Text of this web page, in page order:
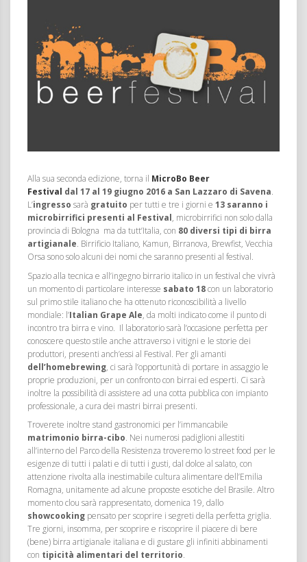
Alla sua seconda edizione, torna il MicroBo Beer
Festival dal 17 al 19 giugno 2016 a San Lazzaro di Savena.
L’ingresso sarà gratuito per tutti e tre i giorni e 13 saranno i
microbirrifici presenti al Festival, microbirrifici non solo dalla
provincia di Bologna ma da tutt’Italia, con 80 diversi tipi di birra
artigianale. Birrificio Italiano, Kamun, Birranova, Brewfist, Vecchia
Orsa sono solo alcuni dei nomi che saranno presenti al festival.
Spazio alla tecnica e all’ingegno birrario italico in un festival che vivrà
un momento di particolare interesse sabato 18con un laboratorio
sul primo stile italiano che ha ottenuto riconoscibilità a livello
mondiale: l’Italian Grape Ale, da molti indicato come il punto di
incontro tra birra e vino. Il laboratorio sarà l’occasione perfetta per
conoscere questo stile anche attraverso i vitigni e le storie dei
produttori, presenti anch’essi al Festival. Per gli amanti
dell’homebrewing, ci sarà l’opportunità di portare in assaggio le
proprie produzioni, per un confronto con birrai ed esperti. Ci sarà
inoltre la possibilità di assistere ad una cotta pubblica con impianto
professionale, a cura dei mastri birrai presenti.
Troverete inoltre stand gastronomici per l’immancabile
matrimonio birra-cibo. Nei numerosi padiglioni allestiti
all’interno del Parco della Resistenza troveremo lo street food per le
esigenze di tutti i palati e di tutti i gusti, dal dolce al salato, con
attenzione rivolta alla inestimabile cultura alimentare dell’Emilia
Romagna, unitamente ad alcune proposte esotiche del Brasile. Altro
momento clou sarà rappresentato, domenica 19, dallo
showcooking pensato per scoprire i segreti della perfetta griglia.
Tre giorni, insomma, per scoprire e riscoprire il piacere di bere
(bene) birra artigianale italiana e di gustare gli infiniti abbinamenti
con tipicità alimentari del territorio.